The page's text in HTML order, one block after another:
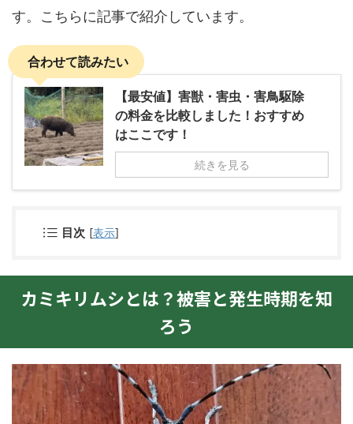
す。こちらに記事で紹介しています。
合わせて読みたい
【最安値】害獣・害虫・害鳥駆除
の料金を比較しました！おすすめ
はここです！
続きを見る
目次 [表示]
カミキリムシとは？被害と発生時期を知
ろう